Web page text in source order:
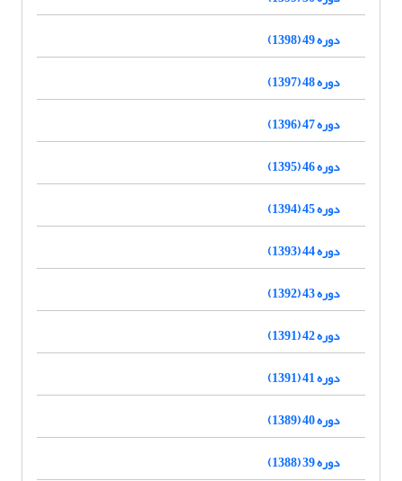
دوره 49 (1398)
دوره 48 (1397)
دوره 47 (1396)
دوره 46 (1395)
دوره 45 (1394)
دوره 44 (1393)
دوره 43 (1392)
دوره 42 (1391)
دوره 41 (1391)
دوره 40 (1389)
دوره 39 (1388)